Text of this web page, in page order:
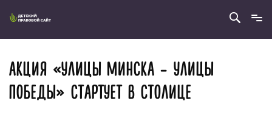
АКЦИЯ «УЛИЦЫ МИНСКА – УЛИЦЫ
ПОБЕДЫ» СТАРТУЕТ В СТОЛИЦЕ